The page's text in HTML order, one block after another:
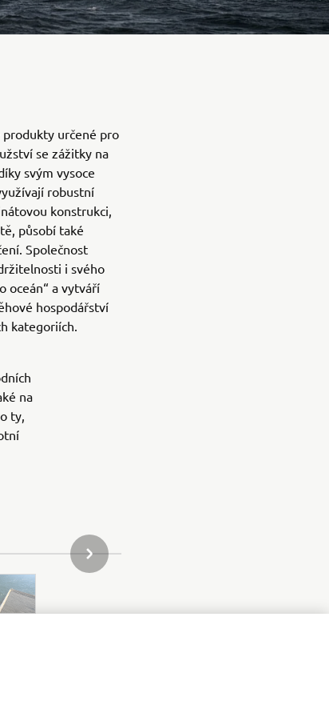
určené pro
se zážitky na
svým vysoce
robustní
konstrukci,
působí také
Společnost
i svého
oceán“ a vytváří
hospodářství
kategoriích.
na
ty,
DALŠÍ POLOŽKA GALERIE